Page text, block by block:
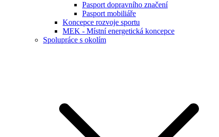
Pasport dopravního značení
Pasport mobiliáře
Koncepce rozvoje sportu
MEK - Místní energetická koncepce
Spolupráce s okolím